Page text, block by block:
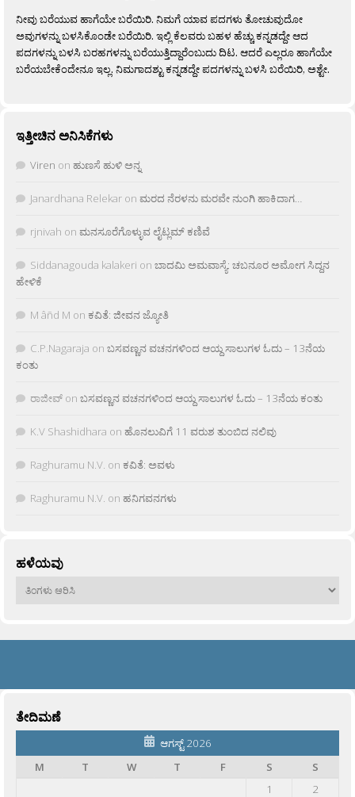
ನೀವು ಬರೆಯುವ ಹಾಗೆಯೇ ಬರೆಯಿರಿ. ನಿಮಗೆ ಯಾವ ಪದಗಳು ತೋಚುವುದೋ
ಅವುಗಳನ್ನು ಬಳಸಿಕೊಂಡೇ ಬರೆಯಿರಿ. ಇಲ್ಲಿ ಕೆಲವರು ಬಹಳ ಹೆಚ್ಚು ಕನ್ನಡದ್ದೇ ಆದ
ಪದಗಳನ್ನು ಬಳಸಿ ಬರಹಗಳನ್ನು ಬರೆಯುತ್ತಿದ್ದಾರೆಂಬುದು ದಿಟ. ಆದರೆ ಎಲ್ಲರೂ ಹಾಗೆಯೇ
ಬರೆಯಬೇಕೆಂದೇನೂ ಇಲ್ಲ. ನಿಮಗಾದಶ್ಟು ಕನ್ನಡದ್ದೇ ಪದಗಳನ್ನು ಬಳಸಿ ಬರೆಯಿರಿ, ಅಶ್ಟೇ.
ಇತ್ತೀಚಿನ ಅನಿಸಿಕೆಗಳು
Viren on ಹುಣಸೆ ಹುಳಿ ಅನ್ನ
Janardhana Relekar on ಮರದ ನೆರಳನು ಮರವೇ ನುಂಗಿ ಹಾಕಿದಾಗ…
rjnivah on ಮನಸೂರೆಗೊಳ್ಳುವ ಲೈಟ್ಲಮ್ ಕಣಿವೆ
Siddanagouda kalakeri on ಬಾದಮಿ ಅಮವಾಸ್ಯೆ: ಚಬನೂರ ಅಮೋಗ ಸಿದ್ದನ
ಹೇಳಿಕೆ
M âñd M on ಕವಿತೆ: ಜೀವನ ಜ್ಯೋತಿ
C.P.Nagaraja on ಬಸವಣ್ಣನ ವಚನಗಳಿಂದ ಆಯ್ದ ಸಾಲುಗಳ ಓದು – 13ನೆಯ
ಕಂತು
ರಾಜೀವ್ on ಬಸವಣ್ಣನ ವಚನಗಳಿಂದ ಆಯ್ದ ಸಾಲುಗಳ ಓದು – 13ನೆಯ ಕಂತು
K.V Shashidhara on ಹೊನಲುವಿಗೆ 11 ವರುಶ ತುಂಬಿದ ನಲಿವು
Raghuramu N.V. on ಕವಿತೆ: ಅವಳು
Raghuramu N.V. on ಹನಿಗವನಗಳು
ಹಳೆಯವು
ಹಳೆಯವು
ತೇದಿಮಣೆ
ಆಗಸ್ಟ್ 2026
M
T W T F S
S
1
2